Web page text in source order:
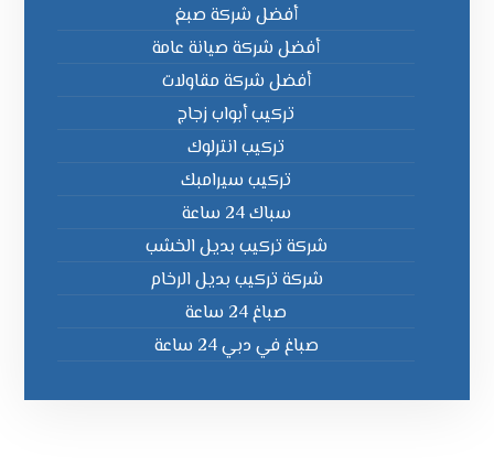
أفضل شركة صبغ
أفضل شركة صيانة عامة
أفضل شركة مقاولات
تركيب أبواب زجاج
تركيب انترلوك
تركيب سيرامبك
سباك 24 ساعة
شركة تركيب بديل الخشب
شركة تركيب بديل الرخام
صباغ 24 ساعة
صباغ في دبي 24 ساعة